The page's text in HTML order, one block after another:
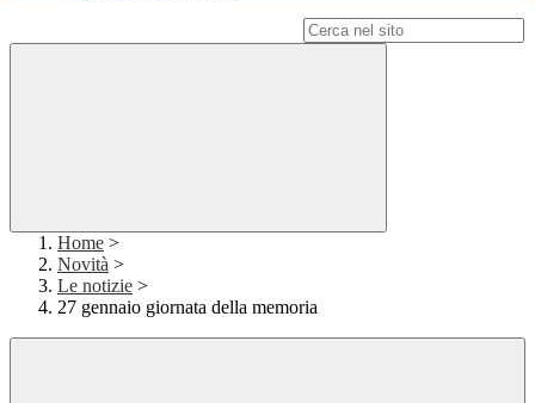
Home >
Novità >
Le notizie >
27 gennaio giornata della memoria